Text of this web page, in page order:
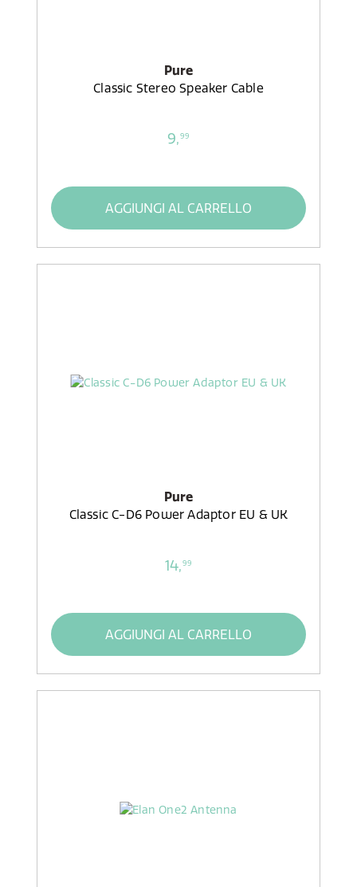
Pure
Classic Stereo Speaker Cable
9,99
AGGIUNGI AL CARRELLO
Pure
Classic C-D6 Power Adaptor EU & UK
14,99
AGGIUNGI AL CARRELLO